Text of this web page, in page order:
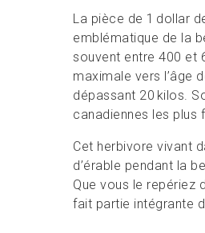
La pièce de 1 dollar
emblématique de la
souvent entre 400 et
maximale vers l’âge
dépassant 20 kilos.
canadiennes les plus
Cet herbivore vivant
d’érable pendant la
Que vous le repériez
fait partie intégrante